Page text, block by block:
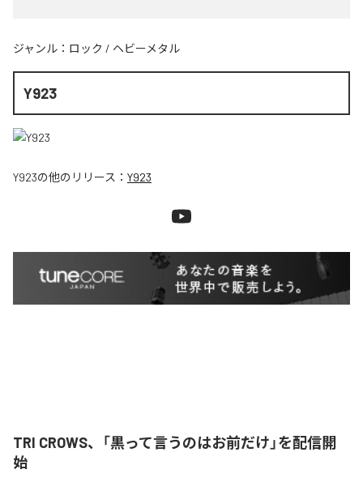
ジャンル： ロック / ヘビーメタル
Y923
Y923の他のリリース： Y923
TRI CROWS、「黒って言うのはお前だけ」を配信開
始